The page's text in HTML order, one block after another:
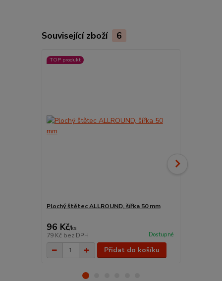
Související zboží 6
TOP produkt
Plochý štětec ALLROUND, šířka 50 mm
96 Kč/ks
79 Kč bez DPH Dostupné
Přidat do košíku